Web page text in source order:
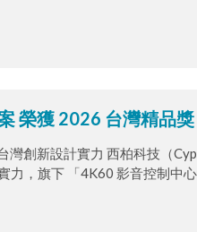
榮獲 2026 台灣精品獎
灣創新設計實力 西柏科技（
，旗下 「4K60 影音控制中